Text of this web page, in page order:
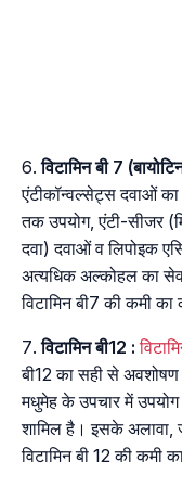
विटामिन बी 7
एंटीकॉन्वल्सेट्स दवाओं
तक उपयोग, एंटी-सीजर
दवा) दवाओं व लिपोइक
अत्यधिक अल्कोहल का
विटामिन बी7 की कमी
विटामिन बी12 :
बी12 का सही से अवशोषण
मधुमेह के उपचार में
शामिल है। इसके अलावा,
विटामिन बी 12 की कमी